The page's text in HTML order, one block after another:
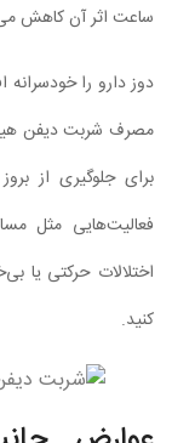
ساعت اثر آن کاهش
دوز دارو را
فعالیت‌هایی مثل
کنید.